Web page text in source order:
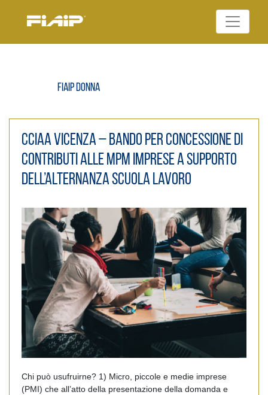
Federazione Italiana
Fiaip Donna
CCIAA Vicenza – Bando per concessione di
CONTRIBUTI ALLE MPM IMPRESE A SUPPORTO
DELL’ALTERNANZA SCUOLA LAVORO
Chi può usufruirne? 1) Micro, piccole e medie imprese
(PMI) che all’atto della presentazione della domanda e